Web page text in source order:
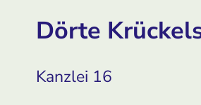
Dörte
Kanzlei 16